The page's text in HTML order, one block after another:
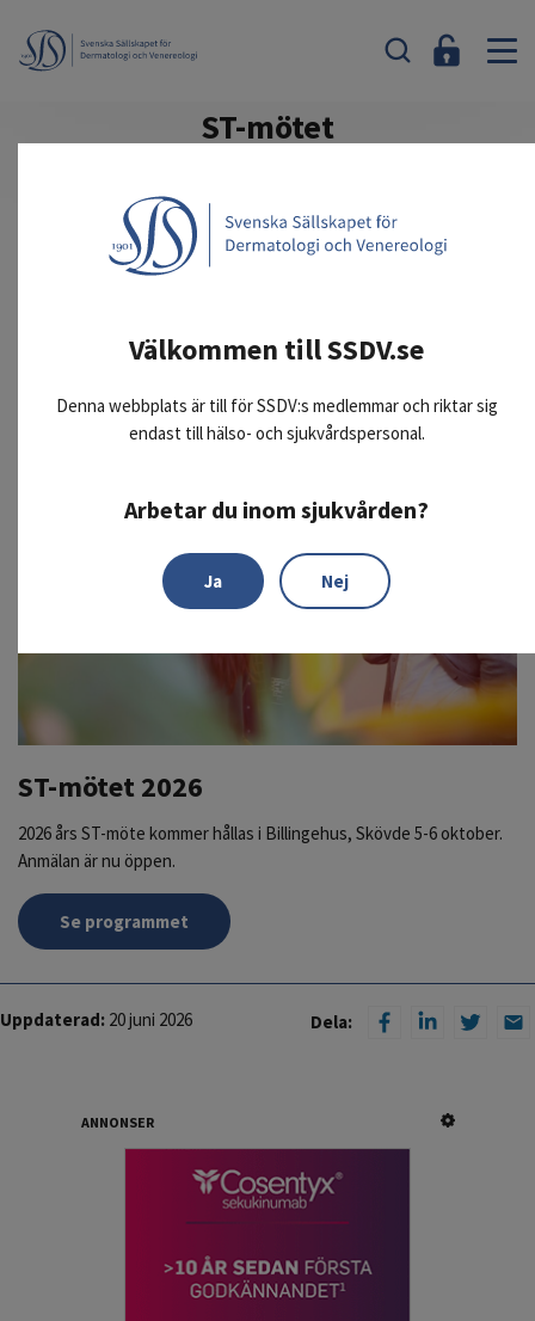
Välkommen till SSDV.se
Denna webbplats är till för SSDV:s medlemmar och riktar sig
endast till hälso- och sjukvårdspersonal.
Arbetar du inom sjukvården?
Ja Nej
ST-mötet
blivande dermato-venereologer. Anmälan är
nu öppen. Deadline 2026-09-04
Se programmet från 2025 här
ST-mötet 2026
2026 års ST-möte kommer hållas i Billingehus, Skövde 5-6 oktober.
Anmälan är nu öppen.
Se programmet
Uppdaterad: 20 juni 2026 Dela:
ANNONSER